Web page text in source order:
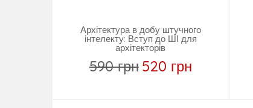
Архітектура в добу штучного
інтелекту: Вступ до ШІ для
архітекторів
590 грн 520 грн